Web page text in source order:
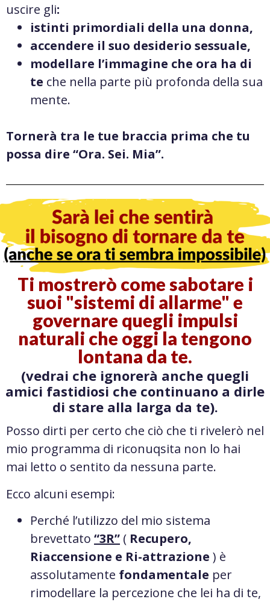
uscire gli:
istinti primordiali della una donna,
accendere il suo desiderio sessuale,
modellare l’immagine che ora ha di
te che nella parte più profonda della sua
mente.
Tornerà tra le tue braccia prima che tu
possa dire “Ora. Sei. Mia”.
Ti mostrerò come sabotare i
suoi "sistemi di allarme" e
governare quegli impulsi
naturali che oggi la tengono
lontana da te.
(vedrai che ignorerà anche quegli
amici fastidiosi che continuano a dirle
di stare alla larga da te).
Posso dirti per certo che ciò che ti rivelerò nel
mio programma di riconuqsita non lo hai
mai letto o sentito da nessuna parte.
Ecco alcuni esempi:
Perché l’utilizzo del mio sistema
brevettato “3R” ( Recupero,
Riaccensione e Ri-attrazione ) è
assolutamente fondamentale per
rimodellare la percezione che lei ha di te,